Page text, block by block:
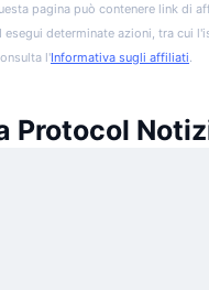
pagina può contenere link di
esegui determinate azioni, tra cui
l'Informativa sugli affiliati.
Protocol